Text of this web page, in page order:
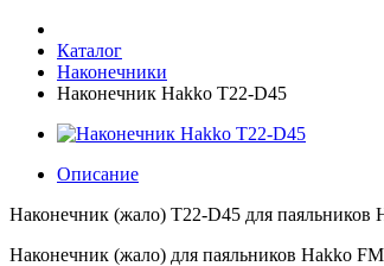
Каталог
Наконечники
Наконечник Hakko T22-D45
Описание
Наконечник (жало) T22-D45 для паяльников
Наконечник (жало) для паяльников Hakko